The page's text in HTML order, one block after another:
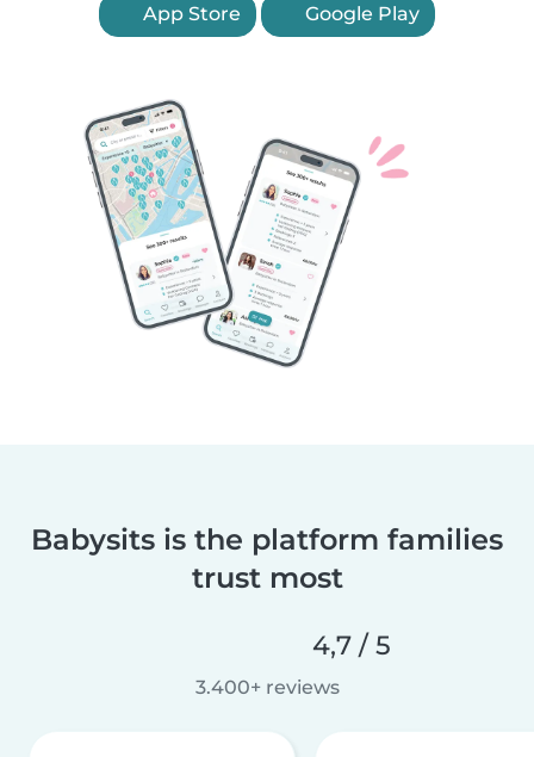
App Store Google Play
Babysits is the platform families
trust most
4,7 / 5
3.400+ reviews